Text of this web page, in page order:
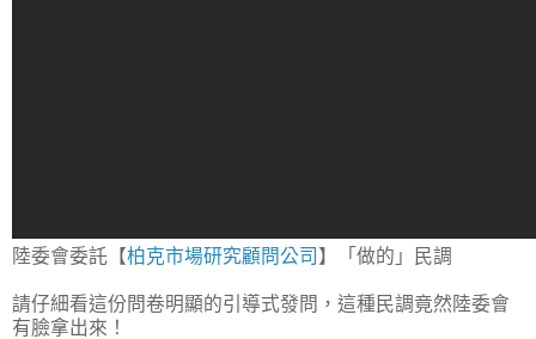
陸委會委託【柏克市場研究顧問公司 】「做的」民調
請仔細看這份問卷明顯的引導式發問，這種民調竟然陸委會
有臉拿出來！